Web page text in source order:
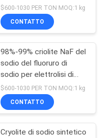
$600-1030 PER TON MOQ:1 kg
CONTATTO
98%-99% criolite NaF del
sodio del fluoruro di
sodio per elettrolisi di
alluminio
$600-1030 PER TON MOQ:1 kg
CONTATTO
Cryolite di sodio sintetico